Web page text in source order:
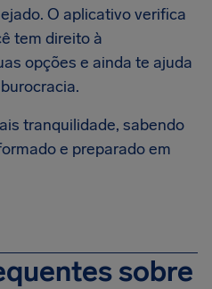
O aplicativo verifica
tem direito à
opções e ainda te ajuda
tranquilidade, sabendo
e preparado em
sobre